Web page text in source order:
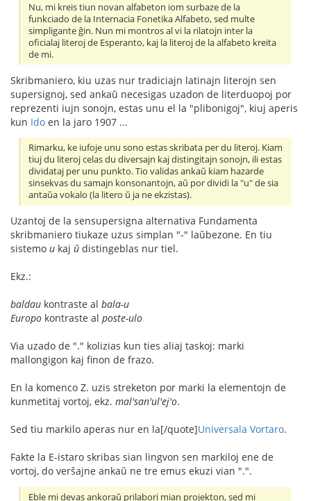
Nu, mi kreis tiun novan alfabeton iom surbaze de la
funkciado de la Internacia Fonetika Alfabeto, sed multe
simpligante ĝin. Nun mi montros al vi la rilatojn inter la
oficialaj literoj de Esperanto, kaj la literoj de la alfabeto kreita
de mi.
Skribmaniero, kiu uzas nur tradiciajn latinajn literojn sen
supersignoj, sed ankaŭ necesigas uzadon de literduopoj por
reprezenti iujn sonojn, estas unu el la "plibonigoj", kiuj aperis
kun Ido en la jaro 1907 ...
Rimarku, ke iufoje unu sono estas skribata per du literoj. Kiam
tiuj du literoj celas du diversajn kaj distingitajn sonojn, ili estas
dividataj per unu punkto. Tio validas ankaŭ kiam hazarde
sinsekvas du samajn konsonantojn, aŭ por dividi la "u" de sia
antaŭa vokalo (la litero ŭ ja ne ekzistas).
Uzantoj de la sensupersigna alternativa Fundamenta
skribmaniero tiukaze uzus simplan "-" laŭbezone. En tiu
sistemo u kaj ŭ distingeblas nur tiel.
Ekz.:
baldau kontraste al bala-u
Europo kontraste al poste-ulo
Via uzado de "." kolizias kun ties aliaj taskoj: marki
mallongigon kaj finon de frazo.
En la komenco Z. uzis streketon por marki la elementojn de
kunmetitaj vortoj, ekz. mal'san'ul'ej'o.
Sed tiu markilo aperas nur en la[/quote]Universala Vortaro.
Fakte la E-istaro skribas sian lingvon sen markiloj ene de
vortoj, do verŝajne ankaŭ ne tre emus ekuzi vian ".".
Eble mi devas ankoraŭ prilabori mian projekton, sed mi